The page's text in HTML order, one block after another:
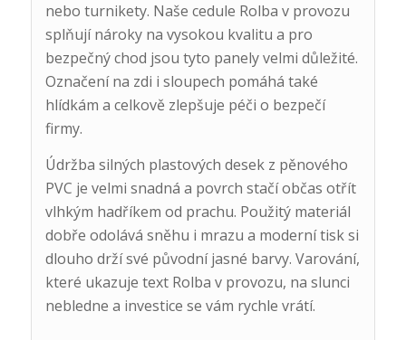
nebo turnikety. Naše cedule Rolba v provozu
splňují nároky na vysokou kvalitu a pro
bezpečný chod jsou tyto panely velmi důležité.
Označení na zdi i sloupech pomáhá také
hlídkám a celkově zlepšuje péči o bezpečí
firmy.
Údržba silných plastových desek z pěnového
PVC je velmi snadná a povrch stačí občas otřít
vlhkým hadříkem od prachu. Použitý materiál
dobře odolává sněhu i mrazu a moderní tisk si
dlouho drží své původní jasné barvy. Varování,
které ukazuje text Rolba v provozu, na slunci
nebledne a investice se vám rychle vrátí.